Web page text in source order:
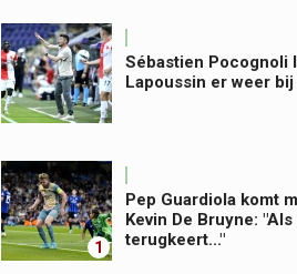
Sébastien Pocognoli
Lapoussin er weer
1
Pep Guardiola komt
Kevin De Bruyne:
terugkeert..."